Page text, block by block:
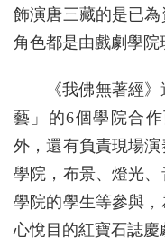
飾演唐三藏的是已
角色都是由戲劇學院
《我佛無著經
藝」的6個學院合
外，還有負責現場
學院，布景、燈光
學院的學生等參與
心悅目的紅寶石誌慶